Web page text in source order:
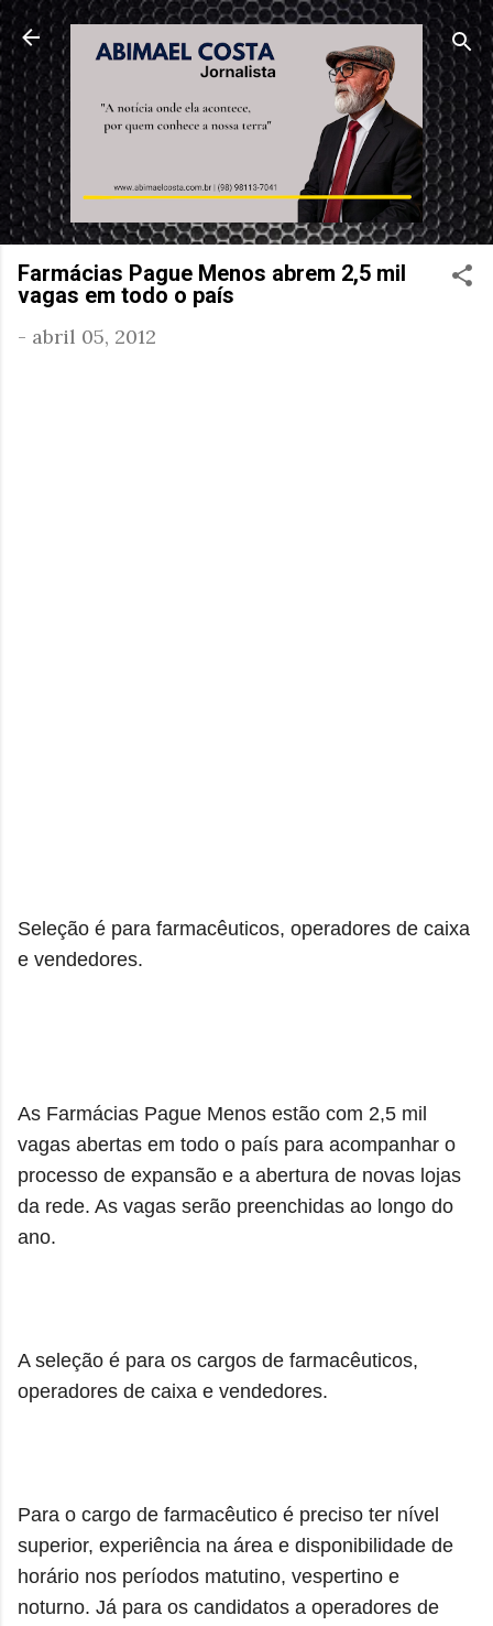
Pular para o conteúdo principal
Farmácias Pague Menos abrem 2,5 mil
vagas em todo o país
- abril 05, 2012
Seleção é para farmacêuticos, operadores de caixa
e vendedores.
As Farmácias Pague Menos estão com 2,5 mil
vagas abertas em todo o país para acompanhar o
processo de expansão e a abertura de novas lojas
da rede. As vagas serão preenchidas ao longo do
ano.
A seleção é para os cargos de farmacêuticos,
operadores de caixa e vendedores.
Para o cargo de farmacêutico é preciso ter nível
superior, experiência na área e disponibilidade de
horário nos períodos matutino, vespertino e
noturno. Já para os candidatos a operadores de